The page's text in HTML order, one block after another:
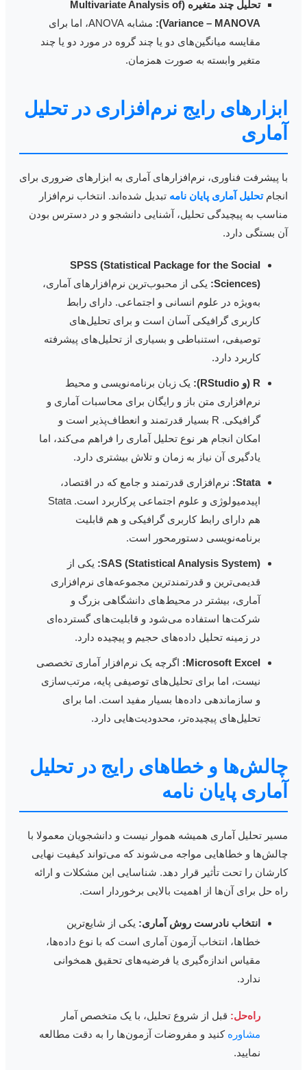
تحلیل چند متغیره (Multivariate Analysis of
Variance – MANOVA):
مشابه ANOVA، اما برای
مقایسه میانگین‌های دو یا چند گروه در مورد دو یا چند
متغیر وابسته به صورت همزمان.
رایج نرم‌افزاری در تحلیل
پیشرفت فناوری، نرم‌افزارهای آماری به ابزارهای ضروری برای
تحلیل آماری پایان نامهتبدیل شده‌اند. انتخاب نرم‌افزار
به پیچیدگی تحلیل، آشنایی دانشجو و در دسترس بودن
بستگی دارد.
SPSS (Statistical Package for the Social
Sciences): یکی از محبوب‌ترین نرم‌افزارهای آماری،
به‌ویژه در علوم انسانی و اجتماعی. دارای رابط
کاربری گرافیکی آسان است و برای تحلیل‌های
توصیفی، استنباطی و بسیاری از تحلیل‌های پیشرفته
کاربرد دارد.
یک زبان برنامه‌نویسی و محیط
نرم‌افزاری متن باز و رایگان برای محاسبات آماری و
گرافیکی. R بسیار قدرتمند و انعطاف‌پذیر است و
امکان انجام هر نوع تحلیل آماری را فراهم می‌کند، اما
یادگیری آن نیاز به زمان و تلاش بیشتری دارد.
Stata: نرم‌افزاری قدرتمند و جامع که در اقتصاد،
اپیدمیولوژی و علوم اجتماعی پرکاربرد است. Stata
هم دارای رابط کاربری گرافیکی و هم قابلیت
برنامه‌نویسی دستورمحور است.
SAS (Statistical Analysis System): یکی از
قدیمی‌ترین و قدرتمندترین مجموعه‌های نرم‌افزاری
آماری، بیشتر در محیط‌های دانشگاهی بزرگ و
شرکت‌ها استفاده می‌شود و قابلیت‌های گسترده‌ای
در زمینه تحلیل داده‌های حجیم و پیچیده دارد.
Microsoft Excel: اگرچه یک نرم‌افزار آماری تخصصی
نیست، اما برای تحلیل‌های توصیفی پایه، مرتب‌سازی
و سازماندهی داده‌ها بسیار مفید است. اما برای
تحلیل‌های پیچیده‌تر، محدودیت‌هایی دارد.
و خطاهای رایج در تحلیل
پایان نامه
تحلیل آماری همیشه هموار نیست و دانشجویان معمولا با
و خطاهایی مواجه می‌شوند که می‌تواند کیفیت نهایی
را تحت تأثیر قرار دهد. شناسایی این مشکلات و ارائه
حل برای آن‌ها از اهمیت بالایی برخوردار است.
انتخاب نادرست روش آماری:یکی از شایع‌ترین
خطاها، انتخاب آزمون آماری است که با نوع داده‌ها،
مقیاس اندازه‌گیری یا فرضیه‌های تحقیق همخوانی
ندارد.
راه‌حل:قبل از شروع تحلیل، با یک متخصص آمار
مشاورهکنید و مفروضات آزمون‌ها را به دقت مطالعه
نمایید.